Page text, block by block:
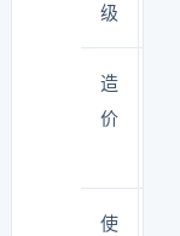
级
造
价
使